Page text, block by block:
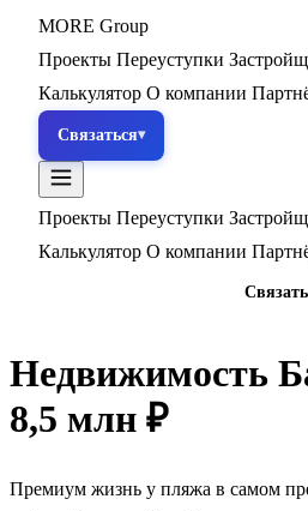
MORE Group
Проекты Переуступки
Калькулятор О компании
Связаться
Проекты Переуступки
Калькулятор О компании
Недвижимость
8,5 млн ₽
Премиум жизнь у пляжа в самом